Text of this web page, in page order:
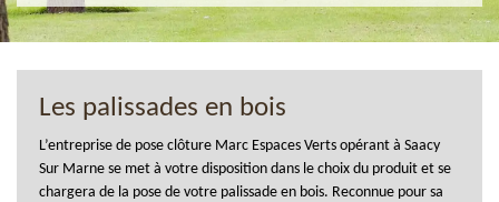
Les palissades en bois
L’entreprise de pose clôture Marc Espaces Verts opérant à Saacy
Sur Marne se met à votre disposition dans le choix du produit et se
chargera de la pose de votre palissade en bois. Reconnue pour sa